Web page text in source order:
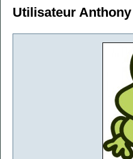
Utilisateur Anthony